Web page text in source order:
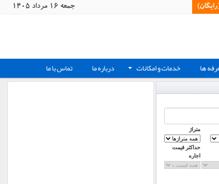
جمعه 16 مرداد 1405
ها + خدمات و امکانات درباره ما تماس با ما
متراژ
حداکثر قیمت
اجاره